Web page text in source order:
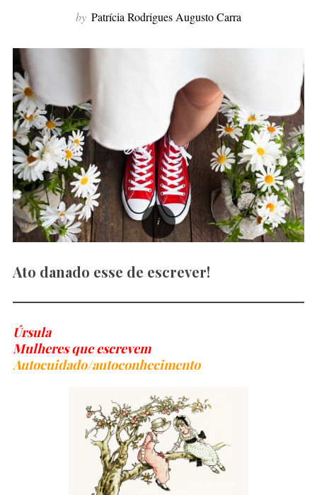
r
by Patrícia Rodrigues Augusto Carra
Ato danado esse de escrever!
Úrsula
Mulheres que escrevem
Autocuidado/autoconhecimento